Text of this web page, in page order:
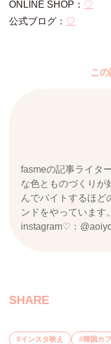
ONLINE SHOP： ♡
公式ブログ： ♡
こ
fasmeの記事ライタ
な色とものづくりが
んでバイトするほど
ンドをやっています。
instagram♡：
SHARE
インスタ映え 韓国カ